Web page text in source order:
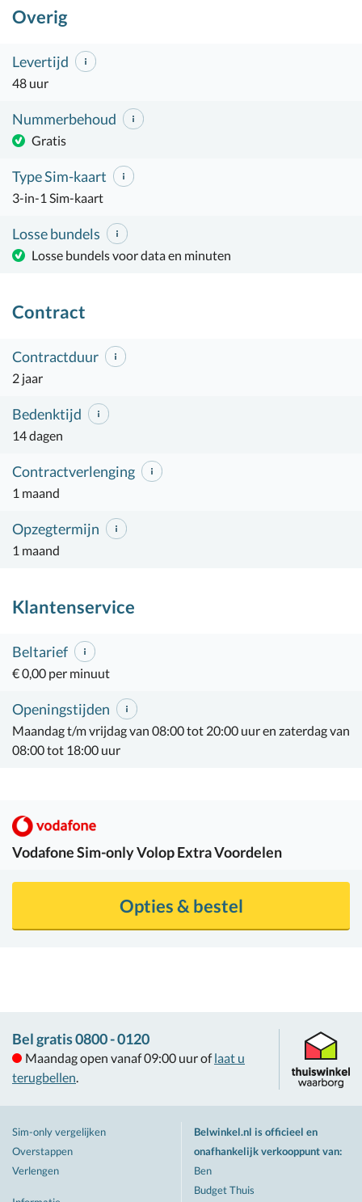
Overig
Levertijd
48 uur
Nummerbehoud
Gratis
Type Sim-kaart
3-in-1 Sim-kaart
Losse bundels
Losse bundels voor data en minuten
Contract
Contractduur
2 jaar
Bedenktijd
14 dagen
Contractverlenging
1 maand
Opzegtermijn
1 maand
Klantenservice
Beltarief
€ 0,00 per minuut
Openingstijden
Maandag t/m vrijdag van 08:00 tot 20:00 uur en zaterdag van
08:00 tot 18:00 uur
VodafoneSim-only Volop Extra Voordelen
Opties & bestel
Bel gratis 0800 - 0120
Maandag open vanaf 09:00 uur of laat u
terugbellen.
Sim-only vergelijken
Overstappen
Verlengen
Belwinkel.nl is officieel en
onafhankelijk verkooppunt van:
Ben
Budget Thuis